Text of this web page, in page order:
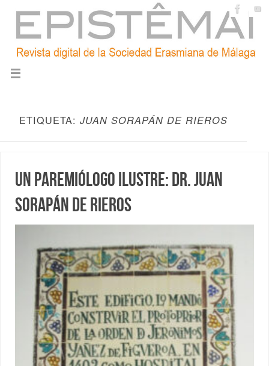
ETIQUETA: JUAN SORAPÁN DE RIEROS
Un paremiólogo ilustre: Dr. Juan
Sorapán de Rieros